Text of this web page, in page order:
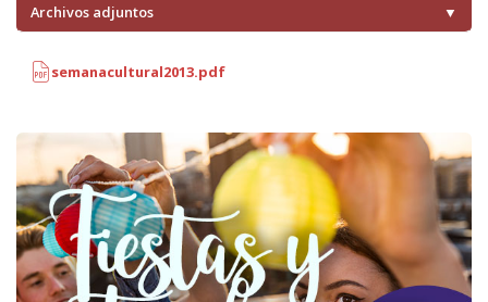
Archivos adjuntos ▼
semanacultural2013.pdf